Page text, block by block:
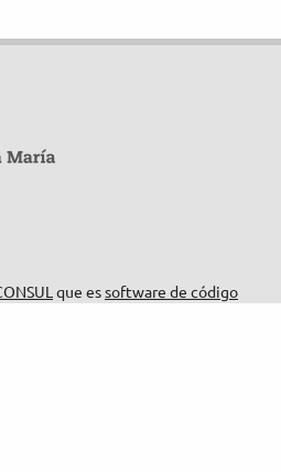
que essoftware de código